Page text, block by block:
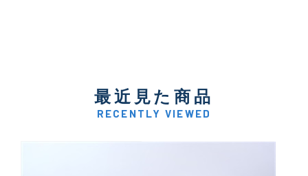
最近見た商品
RECENTLY VIEWED